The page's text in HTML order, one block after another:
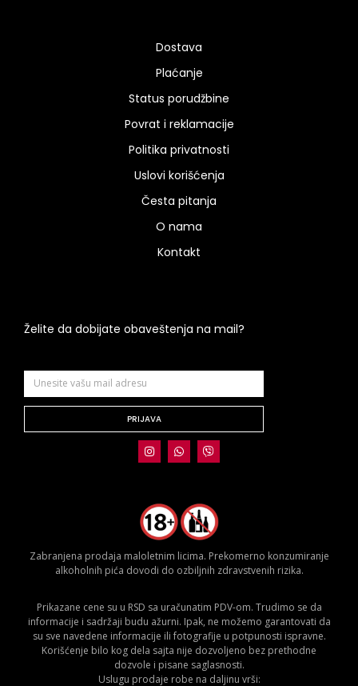
Dostava
Plaćanje
Status porudžbine
Povrat i reklamacije
Politika privatnosti
Uslovi korišćenja
Česta pitanja
O nama
Kontakt
Želite da dobijate obaveštenja na mail?
PRIJAVA
Zabranjena prodaja maloletnim licima. Prekomerno konzumiranje
alkoholnih pića dovodi do ozbiljnih zdravstvenih rizika.
Prikazane cene su u RSD sa uračunatim PDV-om. Trudimo se da
informacije i sadržaji budu ažurni. Ipak, ne možemo garantovati da
su sve navedene informacije ili fotografije u potpunosti ispravne.
Korišćenje bilo kog dela sajta nije dozvoljeno bez prethodne
dozvole i pisane saglasnosti.
Uslugu prodaje robe na daljinu vrši: